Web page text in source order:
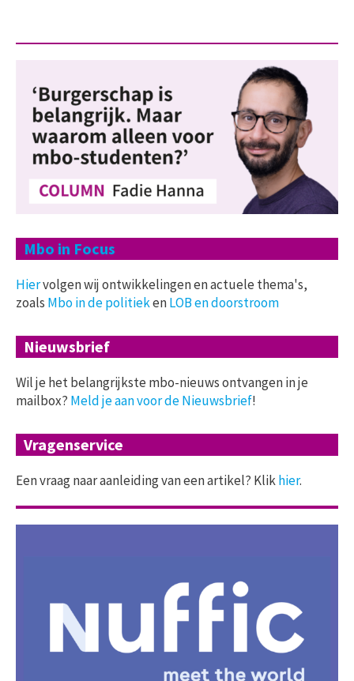
Mbo in Focus
Hiervolgen wij ontwikkelingen en actuele thema's,
zoals Mbo in de politiekenLOB en doorstroom
Nieuwsbrief
Wil je het belangrijkste mbo-nieuws ontvangen in je
mailbox? Meld je aan voor de Nieuwsbrief!
Vragenservice
Een vraag naar aanleiding van een artikel? Klikhier.